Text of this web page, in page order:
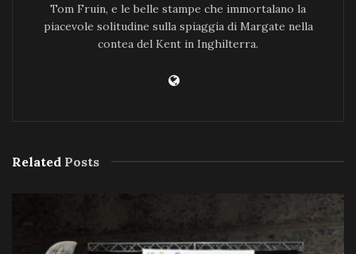
Tom Fruin, e le belle stampe che immortalano la
piacevole solitudine sulla spiaggia di Margate nella
contea del Kent in Inghilterra.
Related Posts